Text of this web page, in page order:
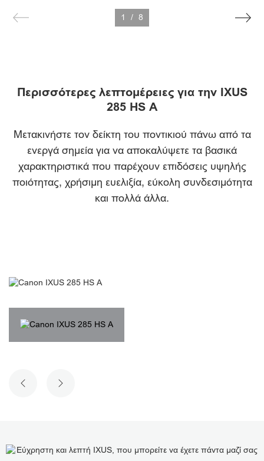
1 / 8
Περισσότερες λεπτομέρειες για την IXUS
285 HS A
Μετακινήστε τον δείκτη του ποντικιού πάνω από τα
ενεργά σημεία για να αποκαλύψετε τα βασικά
χαρακτηριστικά που παρέχουν επιδόσεις υψηλής
ποιότητας, χρήσιμη ευελιξία, εύκολη συνδεσιμότητα
και πολλά άλλα.
ΠΡΟΗΓΟΎΜΕΝΗ ΔΙΑΦΆΝΕΙΑ
ΕΠΌΜΕΝΗ ΔΙΑΦΆΝΕΙΑ